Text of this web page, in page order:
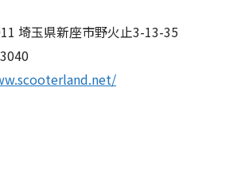
埼玉県新座市野火止3-13-35